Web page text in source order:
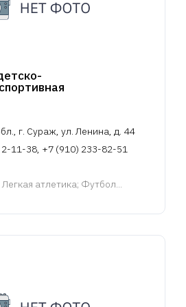
г. Сураж, ул. Ленина, д. 44
11-38, +7 (910) 233-82-51
Легкая атлетика; Футбол...